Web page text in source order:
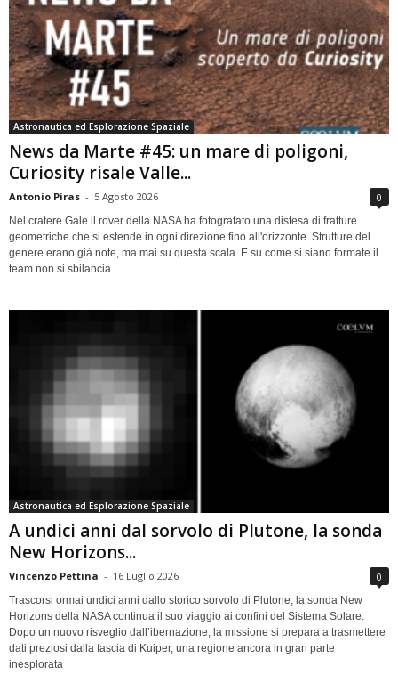
Astronautica ed Esplorazione Spaziale
News da Marte #45: un mare di poligoni,
Curiosity risale Valle...
Antonio Piras - 5 Agosto 2026 0
Nel cratere Gale il rover della NASA ha fotografato una distesa di fratture
geometriche che si estende in ogni direzione fino all'orizzonte. Strutture del
genere erano già note, ma mai su questa scala. E su come si siano formate il
team non si sbilancia.
Astronautica ed Esplorazione Spaziale
A undici anni dal sorvolo di Plutone, la sonda
New Horizons...
Vincenzo Pettina - 16 Luglio 2026 0
Trascorsi ormai undici anni dallo storico sorvolo di Plutone, la sonda New
Horizons della NASA continua il suo viaggio ai confini del Sistema Solare.
Dopo un nuovo risveglio dall’ibernazione, la missione si prepara a trasmettere
dati preziosi dalla fascia di Kuiper, una regione ancora in gran parte
inesplorata